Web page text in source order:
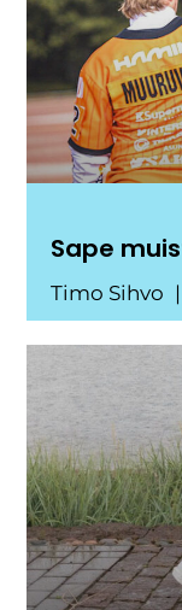
Sape
Timo Sihvo